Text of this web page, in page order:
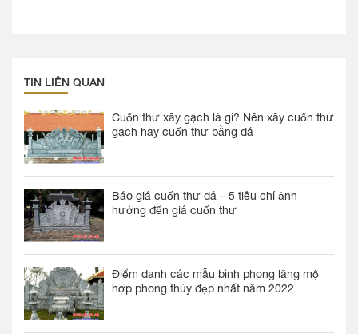
TIN LIÊN QUAN
Cuốn thư xây gạch là gì? Nên xây cuốn thư
gạch hay cuốn thư bằng đá
Báo giá cuốn thư đá – 5 tiêu chí ảnh
hưởng đến giá cuốn thư
Điểm danh các mẫu bình phong lăng mộ
hợp phong thủy đẹp nhất năm 2022